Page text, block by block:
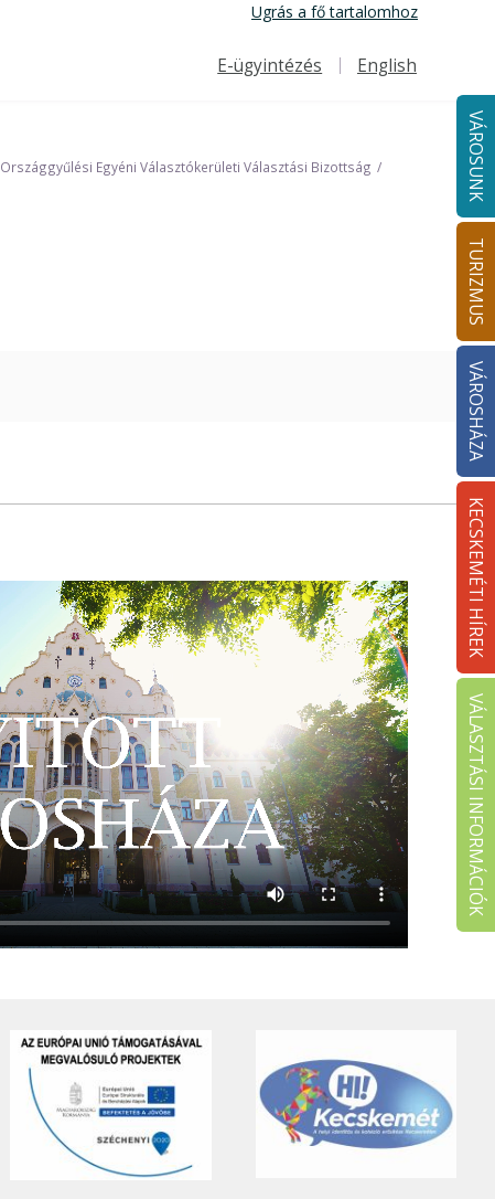
Ugrás a fő tartalomhoz
Felső navigáció
E-ügyintézés English
VÁROSUNK
TURIZMUS
VÁROSHÁZA
KECSKEMÉTI HÍREK
VÁLASZTÁSI INFORMÁCIÓK
Országgyűlési Egyéni Választókerületi Választási Bizottság